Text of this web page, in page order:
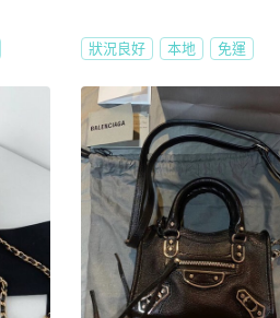
狀況良好 本地 免運